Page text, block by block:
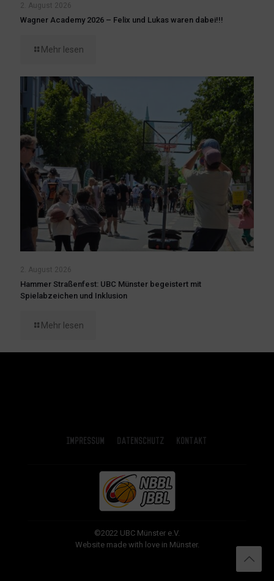
2. August 2026
Wagner Academy 2026 – Felix und Lukas waren dabei!!!
Mehr lesen
2. August 2026
Hammer Straßenfest: UBC Münster begeistert mit
Spielabzeichen und Inklusion
Mehr lesen
Impressum Datenschutz Kontakt
©2022 UBC Münster e.V.
Website made with love in Münster.